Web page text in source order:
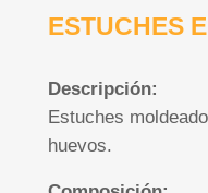
ESTUCHES
Descripción:
Estuches
huevos.